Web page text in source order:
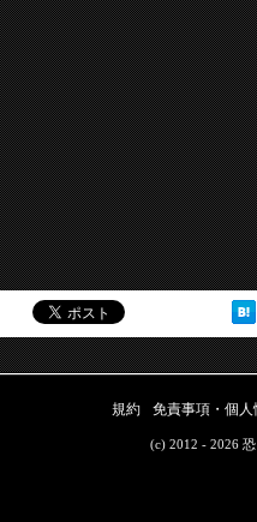
規約 免責事項・個人
(c) 2012 - 2026